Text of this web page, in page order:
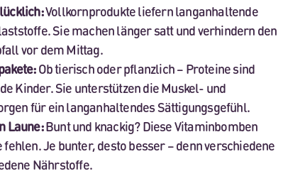
Vollkornprodukte liefern langanhaltende
Sie machen länger satt und verhindern den
vor dem Mittag.
Ob tierisch oder pflanzlich – Proteine sind
Kinder. Sie unterstützen die Muskel- und
für ein langanhaltendes Sättigungsgefühl.
Laune:Bunt und knackig? Diese Vitaminbomben
Je bunter, desto besser – denn verschiedene
Nährstoffe.